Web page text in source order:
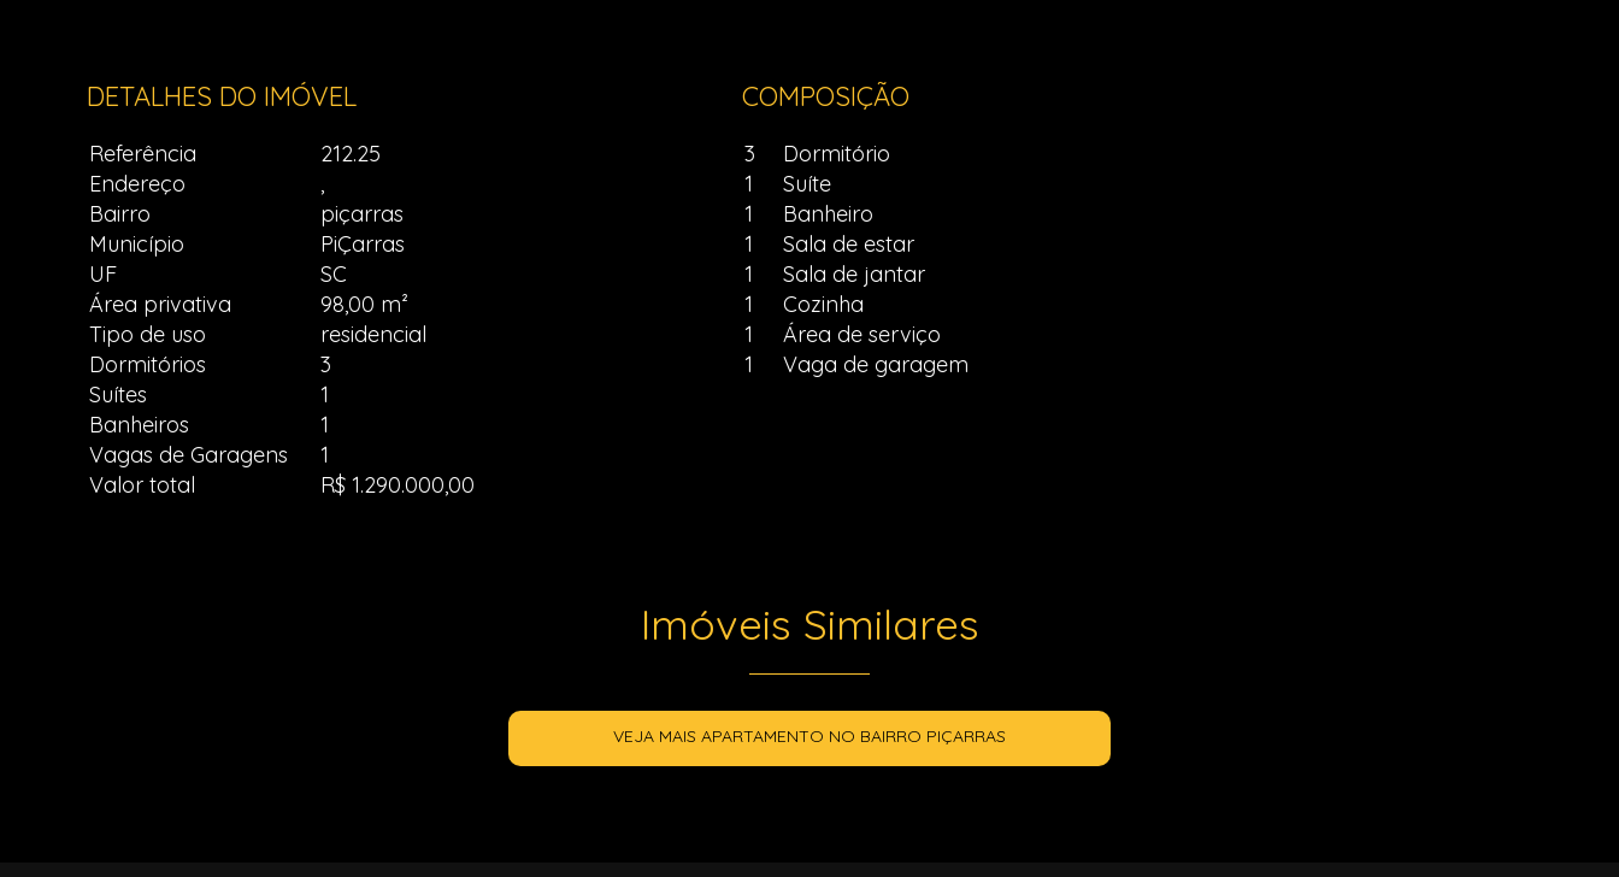
DETALHES DO IMÓVEL
Referência
212.25
Endereço
,
Bairro
piçarras
Município
PiÇarras
UF
SC
Área privativa
98,00 m²
Tipo de uso
residencial
Dormitórios
3
Suítes
1
Banheiros
1
Vagas de Garagens
1
Valor total
R$ 1.290.000,00
COMPOSIÇÃO
3
Dormitório
1
Suíte
1
Banheiro
1
Sala de estar
1
Sala de jantar
1
Cozinha
1
Área de serviço
1
Vaga de garagem
Imóveis Similares
VEJA MAIS APARTAMENTO NO BAIRRO PIÇARRAS